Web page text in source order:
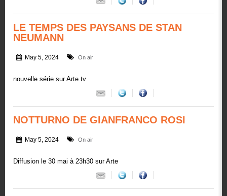
LE TEMPS DES PAYSANS DE STAN
NEUMANN
May 5, 2024 On air
nouvelle série sur Arte.tv
NOTTURNO DE GIANFRANCO ROSI
May 5, 2024 On air
Diffusion le 30 mai à 23h30 sur Arte